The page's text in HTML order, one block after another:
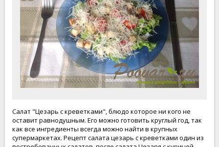
Салат "Цезарь с креветками", блюдо которое ни кого не
оставит равнодушным. Его можно готовить круглый год, так
как все ингредиенты всегда можно найти в крупных
супермаркетах. Рецепт салата цезарь с креветками один из